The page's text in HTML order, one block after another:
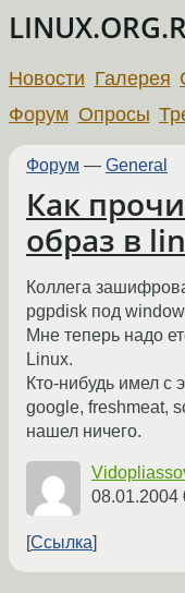
Новости Галерея
Форум Опросы
Форум — General
Как
образ в
Коллега
pgpdisk под
Mне теперь надо
Linux.
Кто-нибудь имел с
google, freshmeat,
нашел ничего.
08.01.2004
Ссылка